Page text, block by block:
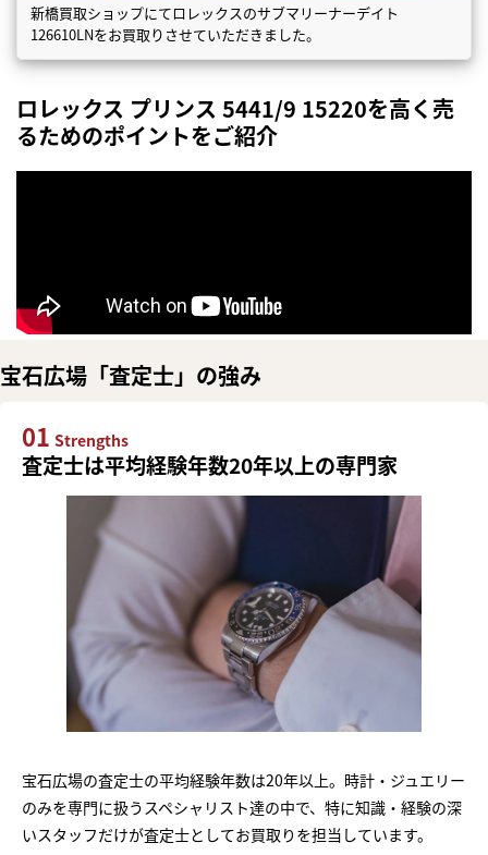
新橋買取ショップにてロレックスのサブマリーナーデイト
126610LNをお買取りさせていただきました。
ロレックス プリンス 5441/9 15220を高く売
るためのポイントをご紹介
宝石広場「査定士」の強み
01 Strengths
査定士は平均経験年数20年以上の専門家
宝石広場の査定士の平均経験年数は20年以上。時計・ジュエリー
のみを専門に扱うスペシャリスト達の中で、特に知識・経験の深
いスタッフだけが査定士としてお買取りを担当しています。